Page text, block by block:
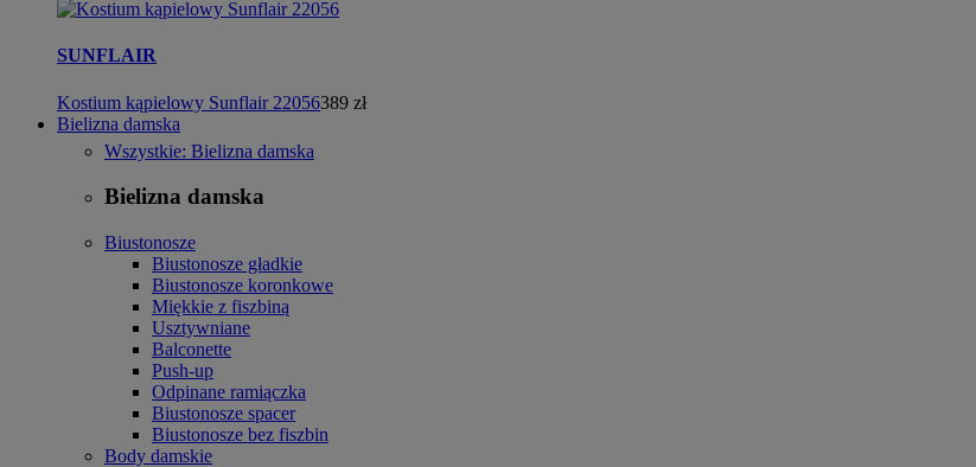
SUNFLAIR
Kostium kąpielowy Sunflair 22056389 zł
Bielizna damska
Wszystkie: Bielizna damska
Bielizna damska
Biustonosze
Biustonosze gładkie
Biustonosze koronkowe
Miękkie z fiszbiną
Usztywniane
Balconette
Push-up
Odpinane ramiączka
Biustonosze spacer
Biustonosze bez fiszbin
Body damskie